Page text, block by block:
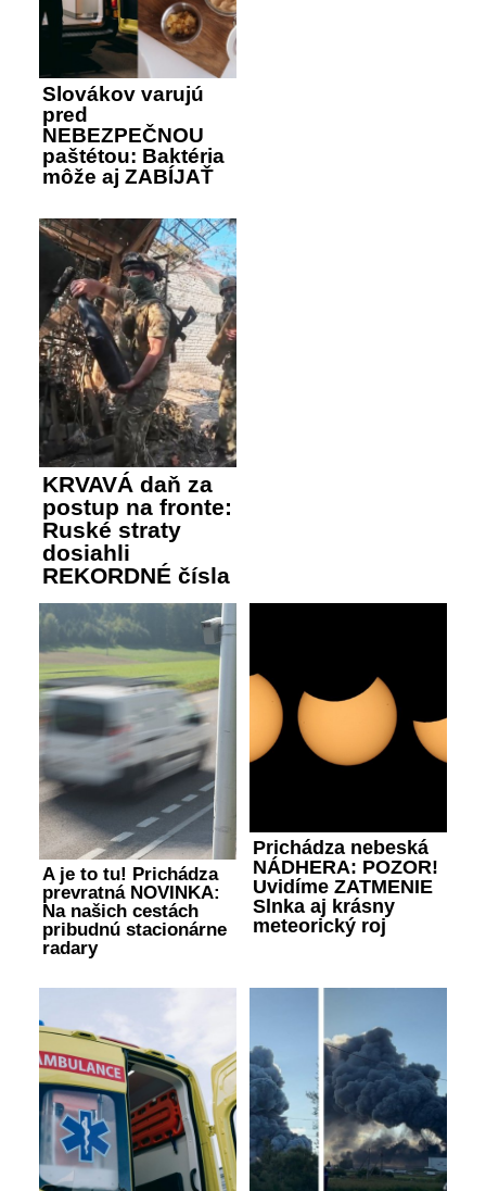
Slovákov varujú
pred
NEBEZPEČNOU
paštétou: Baktéria
môže aj ZABÍJAŤ
KRVAVÁ daň za
postup na fronte:
Ruské straty
dosiahli
REKORDNÉ čísla
A je to tu! Prichádza
prevratná NOVINKA:
Na našich cestách
pribudnú stacionárne
radary
Prichádza nebeská
NÁDHERA: POZOR!
Uvidíme ZATMENIE
Slnka aj krásny
meteorický roj